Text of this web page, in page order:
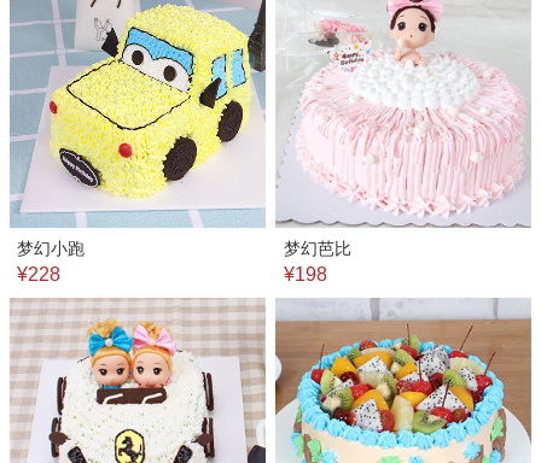
梦幻小跑
¥228
梦幻芭比
¥198